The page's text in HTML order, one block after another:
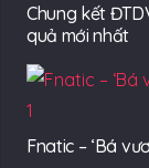
Chung kết
quả mới nhất
Fnatic – ‘Bá